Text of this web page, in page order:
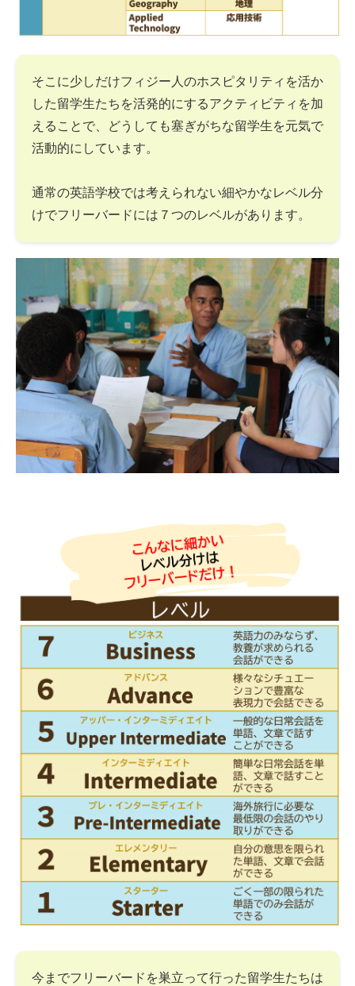
そこに少しだけフィジー人のホスピタリティを活か
した留学生たちを活発的にするアクティビティを加
えることで、どうしても塞ぎがちな留学生を元気で
活動的にしています。
通常の英語学校では考えられない細やかなレベル分
けでフリーバードには７つのレベルがあります。
今までフリーバードを巣立って行った留学生たちは